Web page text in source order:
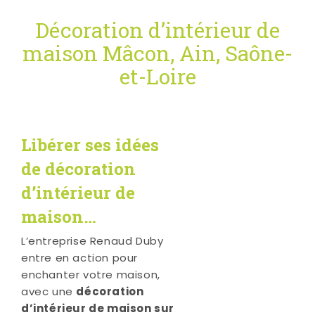
Décoration d’intérieur de
maison Mâcon, Ain, Saône-
et-Loire
Libérer ses idées
de décoration
d’intérieur de
maison…
L’entreprise Renaud Duby
entre en action pour
enchanter votre maison,
avec une décoration
d’intérieur de maison sur